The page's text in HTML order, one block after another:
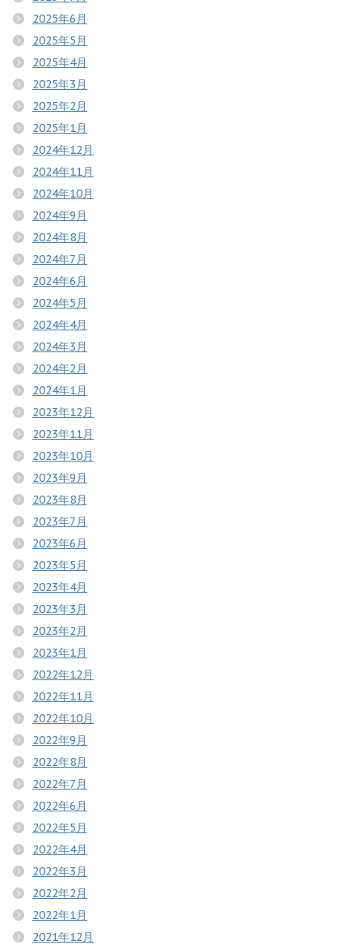
2025年6月
2025年5月
2025年4月
2025年3月
2025年2月
2025年1月
2024年12月
2024年11月
2024年10月
2024年9月
2024年8月
2024年7月
2024年6月
2024年5月
2024年4月
2024年3月
2024年2月
2024年1月
2023年12月
2023年11月
2023年10月
2023年9月
2023年8月
2023年7月
2023年6月
2023年5月
2023年4月
2023年3月
2023年2月
2023年1月
2022年12月
2022年11月
2022年10月
2022年9月
2022年8月
2022年7月
2022年6月
2022年5月
2022年4月
2022年3月
2022年2月
2022年1月
2021年12月